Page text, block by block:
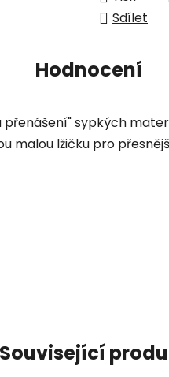
Sdílet
Hodnocení
sypkých
malou lžičku pro
Související